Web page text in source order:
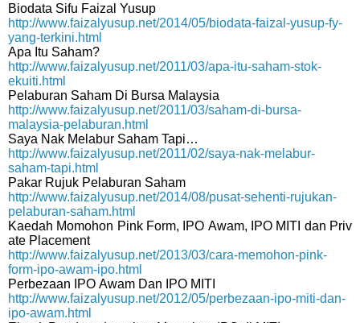
Biodata Sifu Faizal Yusup
http://www.faizalyusup.net/2014/05/biodata-faizal-yusup-fy-
yang-terkini.html
Apa Itu Saham?
http://www.faizalyusup.net/2011/03/apa-itu-saham-stok-
ekuiti.html
Pelaburan Saham Di Bursa Malaysia
http://www.faizalyusup.net/2011/03/saham-di-bursa-
malaysia-pelaburan.html
Saya Nak Melabur Saham Tapi…
http://www.faizalyusup.net/2011/02/saya-nak-melabur-
saham-tapi.html
Pakar Rujuk Pelaburan Saham
http://www.faizalyusup.net/2014/08/pusat-sehenti-rujukan-
pelaburan-saham.html
Kaedah Momohon Pink Form, IPO Awam, IPO MITI dan Priv
ate Placement
http://www.faizalyusup.net/2013/03/cara-memohon-pink-
form-ipo-awam-ipo.html
Perbezaan IPO Awam Dan IPO MITI
http://www.faizalyusup.net/2012/05/perbezaan-ipo-miti-dan-
ipo-awam.html